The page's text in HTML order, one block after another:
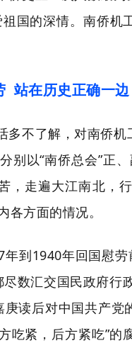
国的深情。南侨机
站在历史正确一边
不了解，对南侨
以“南侨总会”正
走遍大江南北，
方面的情况。
到1940年回国慰
数汇交国民政府
读后对中国共产
紧，后方紧吃”